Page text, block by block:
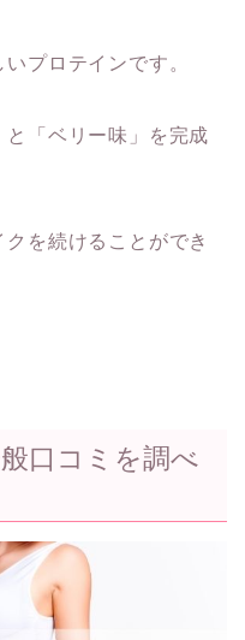
プロテインです。
「ベリー味」を完成
を続けることができ
口コミを調べ